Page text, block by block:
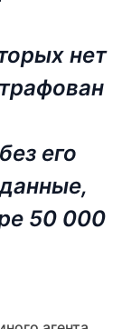
нет
его
50 000